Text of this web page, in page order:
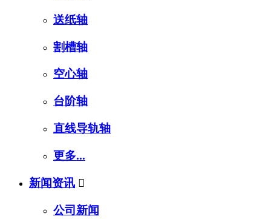
送纸轴
割槽轴
空心轴
台阶轴
直线导轨轴
更多...
新闻资讯 
公司新闻